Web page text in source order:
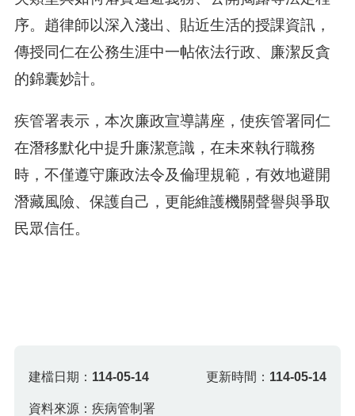
序。趙律師以深入淺出、貼近生活的授課資訊，
傳授同仁在公務生涯中一帖依法行政、廉潔反貪
的錦囊妙計。
疾管署表示，本次廉政宣導講座，使疾管署同仁
在潛移默化中提升廉潔意識，在未來執行職務
時，不僅遵守廉政法令及倫理規範，有效地避開
潛藏風險、保護自己，更能維護機關聲譽與爭取
民眾信任。
建檔日期： 114-05-14 更新時間： 114-05-14
資料來源：疾病管制署